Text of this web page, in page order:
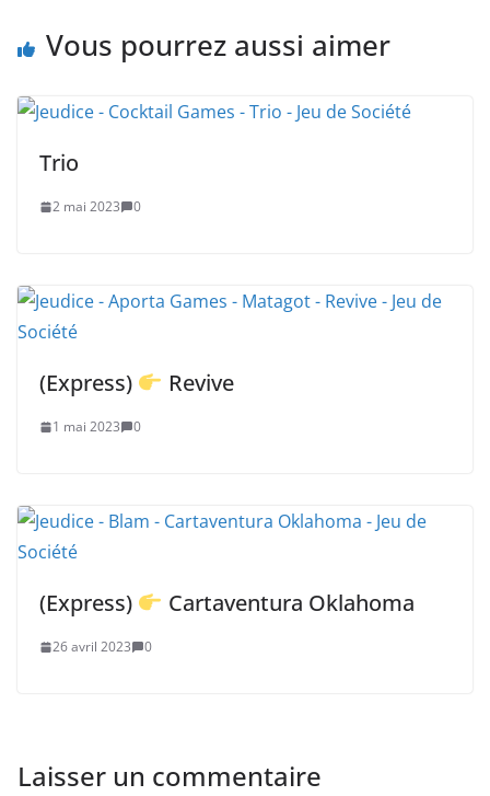
Vous pourrez aussi aimer
Trio
2 mai 2023 0
(Express) Revive
1 mai 2023 0
(Express) Cartaventura Oklahoma
26 avril 2023 0
Laisser un commentaire